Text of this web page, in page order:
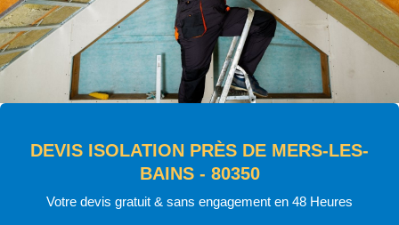
DEVIS ISOLATION PRÈS DE MERS-LES-
BAINS - 80350
Votre devis gratuit & sans engagement en 48 Heures